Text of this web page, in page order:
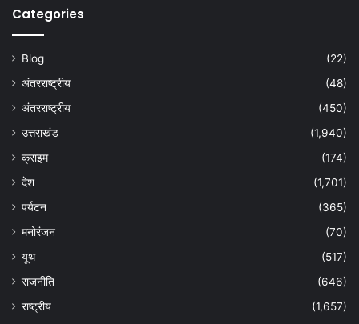
Categories
Blog
(22)
अंतरराष्ट्रीय
(48)
अंतरराष्ट्रीय
(450)
उत्तराखंड
(1,940)
क्राइम
(174)
देश
(1,701)
पर्यटन
(365)
मनोरंजन
(70)
यूथ
(517)
राजनीति
(646)
राष्ट्रीय
(1,657)